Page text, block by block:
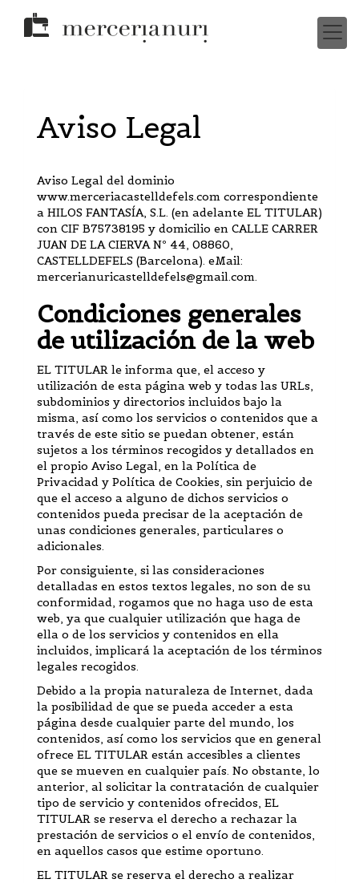
Aviso Legal
Aviso Legal del dominio
www.merceriacastelldefels.com correspondiente
a HILOS FANTASÍA, S.L. (en adelante EL TITULAR)
con CIF B75738195 y domicilio en CALLE CARRER
JUAN DE LA CIERVA Nº 44, 08860,
CASTELLDEFELS (Barcelona). eMail:
mercerianuricastelldefels@gmail.com.
Condiciones generales
de utilización de la web
EL TITULAR le informa que, el acceso y
utilización de esta página web y todas las URLs,
subdominios y directorios incluidos bajo la
misma, así como los servicios o contenidos que a
través de este sitio se puedan obtener, están
sujetos a los términos recogidos y detallados en
el propio Aviso Legal, en la Política de
Privacidad y Política de Cookies, sin perjuicio de
que el acceso a alguno de dichos servicios o
contenidos pueda precisar de la aceptación de
unas condiciones generales, particulares o
adicionales.
Por consiguiente, si las consideraciones
detalladas en estos textos legales, no son de su
conformidad, rogamos que no haga uso de esta
web, ya que cualquier utilización que haga de
ella o de los servicios y contenidos en ella
incluidos, implicará la aceptación de los términos
legales recogidos.
Debido a la propia naturaleza de Internet, dada
la posibilidad de que se pueda acceder a esta
página desde cualquier parte del mundo, los
contenidos, así como los servicios que en general
ofrece EL TITULAR están accesibles a clientes
que se mueven en cualquier país. No obstante, lo
anterior, al solicitar la contratación de cualquier
tipo de servicio y contenidos ofrecidos, EL
TITULAR se reserva el derecho a rechazar la
prestación de servicios o el envío de contenidos,
en aquellos casos que estime oportuno.
EL TITULAR se reserva el derecho a realizar